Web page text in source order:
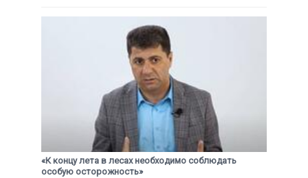
«К концу лета в лесах необходимо соблюдать
особую осторожность»